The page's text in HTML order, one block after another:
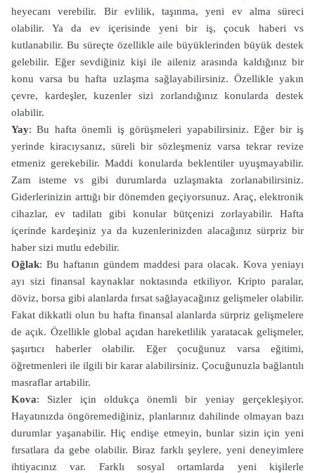
heyecanı verebilir. Bir evlilik, taşınma, yeni ev alma süreci
olabilir. Ya da ev içerisinde yeni bir iş, çocuk haberi vs
kutlanabilir. Bu süreçte özellikle aile büyüklerinden büyük destek
gelebilir. Eğer sevdiğiniz kişi ile aileniz arasında kaldığınız bir
konu varsa bu hafta uzlaşma sağlayabilirsiniz. Özellikle yakın
çevre, kardeşler, kuzenler sizi zorlandığınız konularda destek
olabilir.
Yay: Bu hafta önemli iş görüşmeleri yapabilirsiniz. Eğer bir iş
yerinde kiracıysanız, süreli bir sözleşmeniz varsa tekrar revize
etmeniz gerekebilir. Maddi konularda beklentiler uyuşmayabilir.
Zam isteme vs gibi durumlarda uzlaşmakta zorlanabilirsiniz.
Giderlerinizin arttığı bir dönemden geçiyorsunuz. Araç, elektronik
cihazlar, ev tadilatı gibi konular bütçenizi zorlayabilir. Hafta
içerinde kardeşiniz ya da kuzenlerinizden alacağınız sürpriz bir
haber sizi mutlu edebilir.
Oğlak: Bu haftanın gündem maddesi para olacak. Kova yeniayı
ayı sizi finansal kaynaklar noktasında etkiliyor. Kripto paralar,
döviz, borsa gibi alanlarda fırsat sağlayacağınız gelişmeler olabilir.
Fakat dikkatli olun bu hafta finansal alanlarda sürpriz gelişmelere
de açık. Özellikle global açıdan hareketlilik yaratacak gelişmeler,
şaşırtıcı haberler olabilir. Eğer çocuğunuz varsa eğitimi,
öğretmenleri ile ilgili bir karar alabilirsiniz. Çocuğunuzla bağlantılı
masraflar artabilir.
Kova: Sizler için oldukça önemli bir yeniay gerçekleşiyor.
Hayatınızda öngöremediğiniz, planlarınız dahilinde olmayan bazı
durumlar yaşanabilir. Hiç endişe etmeyin, bunlar sizin için yeni
fırsatlara da gebe olabilir. Biraz farklı şeylere, yeni deneyimlere
ihtiyacınız var. Farklı sosyal ortamlarda yeni kişilerle